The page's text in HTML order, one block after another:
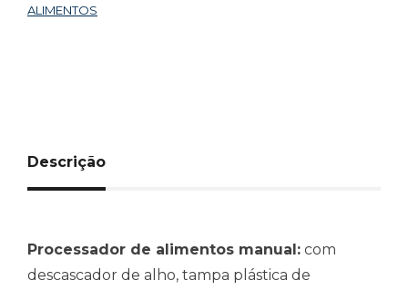
ALIMENTOS
Descrição
Processador de alimentos manual: com
descascador de alho, tampa plástica de